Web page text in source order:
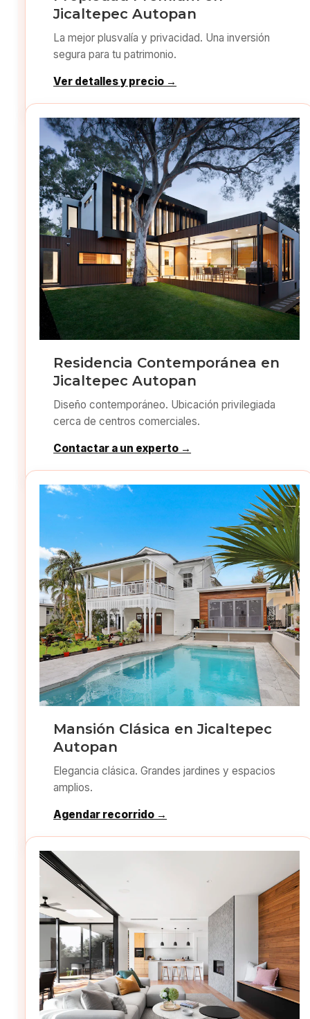
Jicaltepec Autopan
La mejor plusvalía y privacidad. Una inversión
segura para tu patrimonio.
Ver detalles y precio →
Residencia Contemporánea en
Jicaltepec Autopan
Diseño contemporáneo. Ubicación privilegiada
cerca de centros comerciales.
Contactar a un experto →
Mansión Clásica en Jicaltepec
Autopan
Elegancia clásica. Grandes jardines y espacios
amplios.
Agendar recorrido →